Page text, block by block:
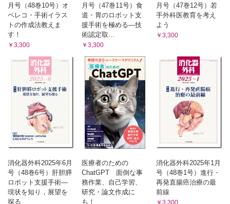
月号（48巻10号）オ
ペレコ・手術イラス
トの作成法教えま
す！
￥3,300
月号（47巻11号）食
道・胃のロボット支
援手術を極める―技
術認定取...
￥3,300
月号（47巻12号）若
手外科医教育を考え
よう
￥3,300
消化器外科2025年6月
号（48巻6号）肝胆膵
ロボット支援手術―
現状を知り，展望を
探る
医療者のための
ChatGPT 面倒な事
務作業、自己学習、
研究・論文作成に
も！
消化器外科2025年1月
号（48巻1号）進行・
再発直腸癌治療の最
前線
￥3,300